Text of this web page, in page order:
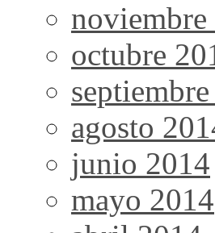
noviembre
octubre
agosto
junio 2014
mayo 2014